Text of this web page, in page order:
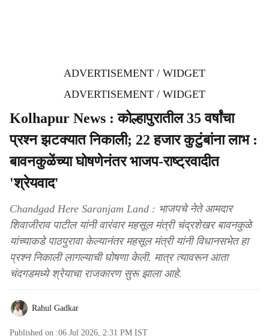
ADVERTISEMENT / WIDGET
ADVERTISEMENT / WIDGET
Kolhapur News : कोल्हापुरातील 35 वर्षांचा
प्रश्न झटक्यात निकाली; 22 हजार कुटुंबांना लाभ :
बावनकुळेंच्या घोषणेनंतर भाजप-राष्ट्रवादीत
'श्रेयवाद'
Chandgad Here Saranjam Land : भाजपचे नेते आमदार
शिवाजीराव पाटील यांनी वारंवार महसूल मंत्री चंद्रशेखर बावनकुळे
यांच्याकडे पाठपुरावा केल्यानंतर महसूल मंत्री यांनी विधानसभेत हा
प्रश्न निकाली लागल्याची घोषणा केली. मात्र त्यावरून आता
चंदगडमध्ये श्रेयाचा राजकारण सुरू झाला आहे.
Rahul Gadkar
Published on :06 Jul 2026, 2:31 PM IST